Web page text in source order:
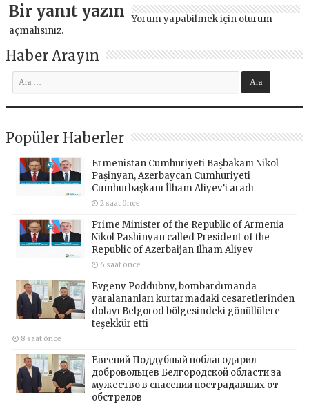
Bir yanıt yazın Yorum yapabilmek için oturum
açmalısınız.
Haber Arayın
Popüler Haberler
Ermenistan Cumhuriyeti Başbakanı Nikol
Paşinyan, Azerbaycan Cumhuriyeti
Cumhurbaşkanı İlham Aliyev’i aradı
2 saat önce
Prime Minister of the Republic of Armenia
Nikol Pashinyan called President of the
Republic of Azerbaijan Ilham Aliyev
6 saat önce
Evgeny Poddubny, bombardımanda
yaralananları kurtarmadaki cesaretlerinden
dolayı Belgorod bölgesindeki gönüllülere
teşekkür etti
8 saat önce
Евгений Поддубный поблагодарил
добровольцев Белгородской области за
мужество в спасении пострадавших от
обстрелов